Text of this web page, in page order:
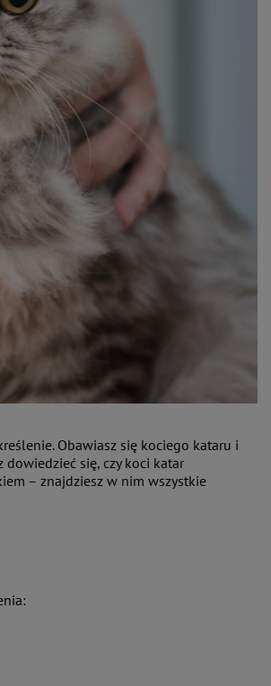
Obawiasz się kociego kataru i
się, czy koci katar
– znajdziesz w nim wszystkie